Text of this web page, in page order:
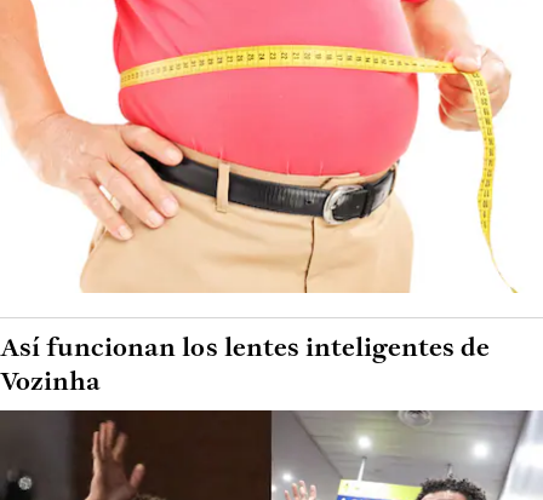
Así funcionan los lentes inteligentes de
Vozinha